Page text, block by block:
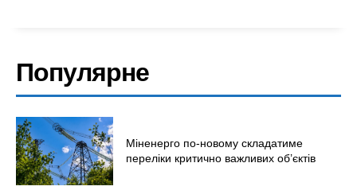
Економіка
Політика
Світ
Технології
Війна
Популярне
Міненерго по-новому складатиме
переліки критично важливих об’єктів